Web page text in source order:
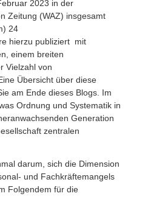
2023 in der
Zeitung (WAZ) insgesamt
24
hierzu publiziert  mit
einem breiten
Vielzahl von
Übersicht über diese
am Ende dieses Blogs. Im
Ordnung und Systematik in
Generation
zentralen
darum, sich die Dimension
und Fachkräftemangels
Folgendem für die